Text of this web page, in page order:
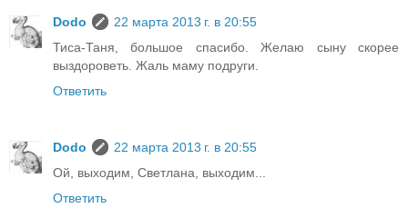
Dodo
22 марта 2013 г. в 20:55
Тиса-Таня, большое спасибо. Желаю сыну скорее
выздороветь. Жаль маму подруги.
Ответить
Dodo
22 марта 2013 г. в 20:55
Ой, выходим, Светлана, выходим...
Ответить